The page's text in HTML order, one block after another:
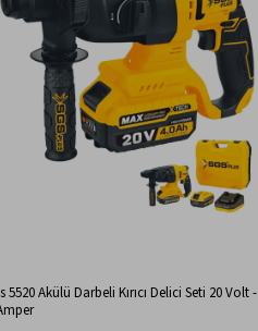
5520 Akülü Darbeli Kırıcı Delici Seti 20 Volt -